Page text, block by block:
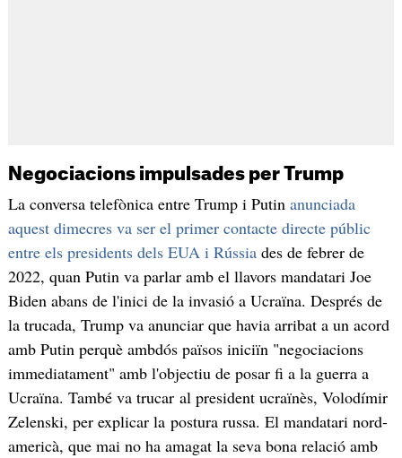
Negociacions impulsades per Trump
La conversa telefònica entre Trump i Putin anunciada
aquest dimecres va ser el primer contacte directe públic
entre els presidents dels EUA i Rússiades de febrer de
2022, quan Putin va parlar amb el llavors mandatari Joe
Biden abans de l'inici de la invasió a Ucraïna. Després de
la trucada, Trump va anunciar que havia arribat a un acord
amb Putin perquè ambdós països iniciïn "negociacions
immediatament" amb l'objectiu de posar fi a la guerra a
Ucraïna. També va trucar al president ucraïnès, Volodímir
Zelenski, per explicar la postura russa. El mandatari nord-
americà, que mai no ha amagat la seva bona relació amb